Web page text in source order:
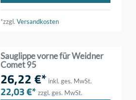
*zzgl.Versandkosten
Sauglippe vorne für Weidner
Comet 95
26,22 €* inkl. ges. MwSt.
22,03 €* zzgl. ges. MwSt.